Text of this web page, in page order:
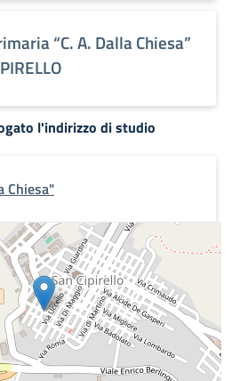
“C. A. Dalla Chiesa”
l'indirizzo di studio
Chiesa"